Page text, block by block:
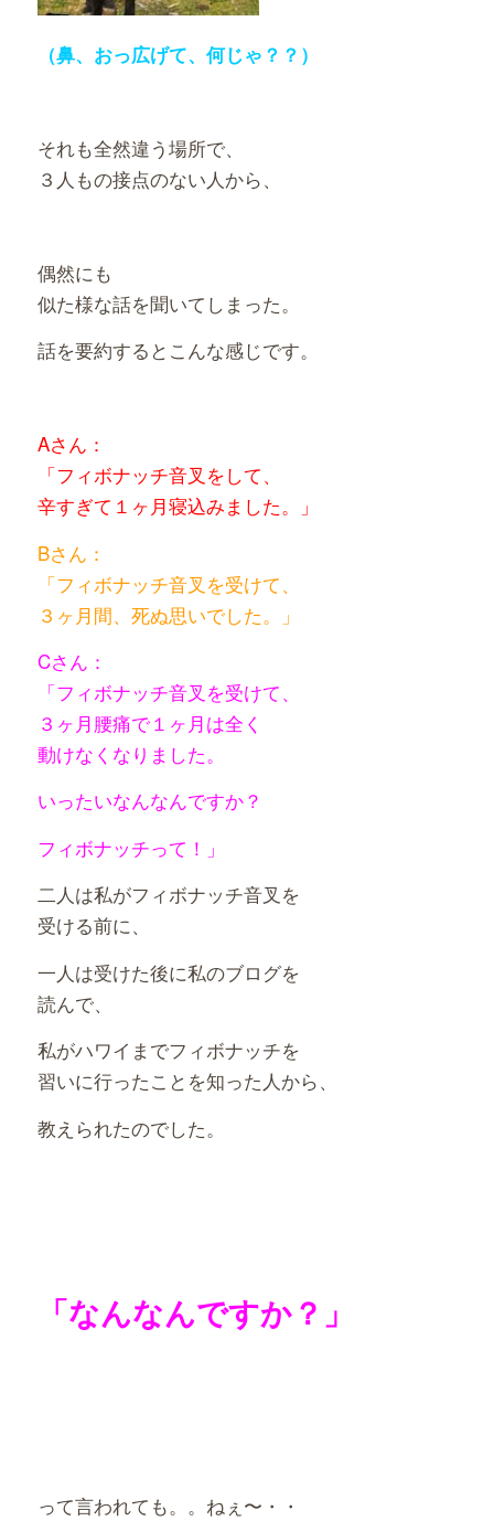
（鼻、おっ広げて、何じゃ？？）
それも全然違う場所で、
３人もの接点のない人から、
偶然にも
似た様な話を聞いてしまった。
話を要約するとこんな感じです。
Aさん：
「フィボナッチ音叉をして、
辛すぎて１ヶ月寝込みました。」
Bさん：
「フィボナッチ音叉を受けて、
３ヶ月間、死ぬ思いでした。」
Cさん：
「フィボナッチ音叉を受けて、
３ヶ月腰痛で１ヶ月は全く
動けなくなりました。
いったいなんなんですか？
フィボナッチって！」
二人は私がフィボナッチ音叉を
受ける前に、
一人は受けた後に私のブログを
読んで、
私がハワイまでフィボナッチを
習いに行ったことを知った人から、
教えられたのでした。
「なんなんですか？」
って言われても。。ねぇ〜・・